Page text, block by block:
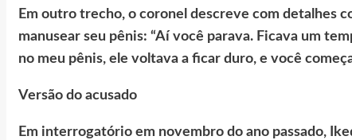
Em outro trecho, o coronel descreve com detalhes
manusear seu pênis: “Aí você parava. Ficava um
no meu pênis, ele voltava a ficar duro, e você
Versão do acusado
Em interrogatório em novembro do ano passado,